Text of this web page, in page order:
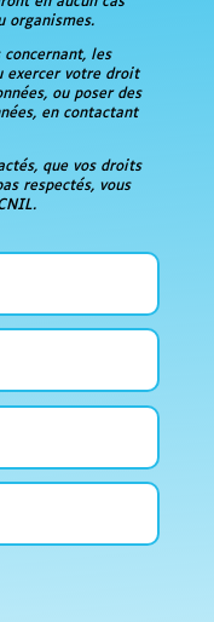
organismes.
concernant, les
exercer votre droit
ou poser des
en contactant
que vos droits
respectés, vous